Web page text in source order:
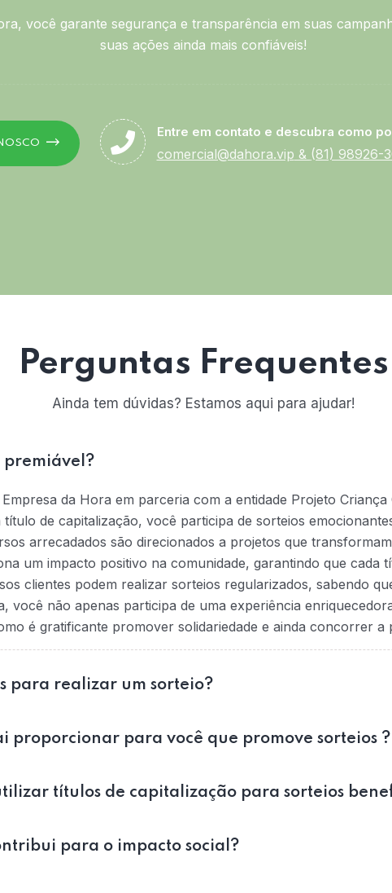
você garante segurança e transparência em suas
suas ações ainda mais confiáveis!
Entre em contato e descubra como
comercial@dahora.vip & (81) 98926-
Perguntas Frequentes
Ainda tem dúvidas? Estamos aqui para ajudar!
premiável?
da Hora em parceria com a entidade Projeto
de capitalização, você participa de sorteios
arrecadados são direcionados a projetos que
um impacto positivo na comunidade, garantindo que
clientes podem realizar sorteios regularizados, sabendo
você não apenas participa de uma experiência
é gratificante promover solidariedade e ainda concorrer a
para realizar um sorteio?
proporcionar para você que promove sorteios ?
títulos de capitalização para sorteios
para o impacto social?